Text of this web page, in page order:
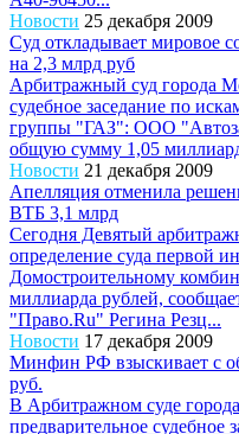
Новости 25 декабря 2009
Суд откладывает мировое
на 2,3 млрд руб
Арбитражный суд города
судебное заседание по
группы "ГАЗ": ООО
общую сумму 1,05
Новости 21 декабря 2009
Апелляция отменила
ВТБ 3,1 млрд
Сегодня Девятый
определение суда первой
Домостроительному
миллиарда рублей,
"Право.Ru" Регина Резц...
Новости 17 декабря 2009
Минфин РФ взыскивает с
руб.
В Арбитражном суде
предварительное